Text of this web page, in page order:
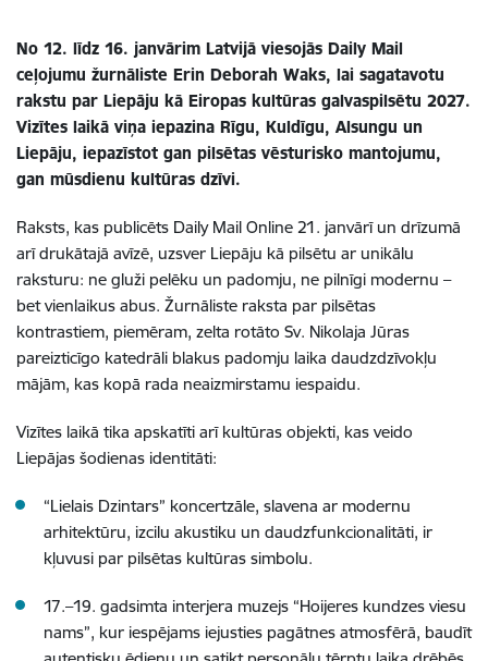
No 12. līdz 16. janvārim Latvijā viesojās Daily Mail
ceļojumu žurnāliste Erin Deborah Waks, lai sagatavotu
rakstu par Liepāju kā Eiropas kultūras galvaspilsētu 2027.
Vizītes laikā viņa iepazina Rīgu, Kuldīgu, Alsungu un
Liepāju, iepazīstot gan pilsētas vēsturisko mantojumu,
gan mūsdienu kultūras dzīvi.
Raksts, kas publicēts Daily Mail Online 21. janvārī un drīzumā
arī drukātajā avīzē, uzsver Liepāju kā pilsētu ar unikālu
raksturu: ne gluži pelēku un padomju, ne pilnīgi modernu –
bet vienlaikus abus. Žurnāliste raksta par pilsētas
kontrastiem, piemēram, zelta rotāto Sv. Nikolaja Jūras
pareizticīgo katedrāli blakus padomju laika daudzdzīvokļu
mājām, kas kopā rada neaizmirstamu iespaidu.
Vizītes laikā tika apskatīti arī kultūras objekti, kas veido
Liepājas šodienas identitāti:
“Lielais Dzintars” koncertzāle, slavena ar modernu
arhitektūru, izcilu akustiku un daudzfunkcionalitāti, ir
kļuvusi par pilsētas kultūras simbolu.
17.–19. gadsimta interjera muzejs “Hoijeres kundzes viesu
nams”, kur iespējams iejusties pagātnes atmosfērā, baudīt